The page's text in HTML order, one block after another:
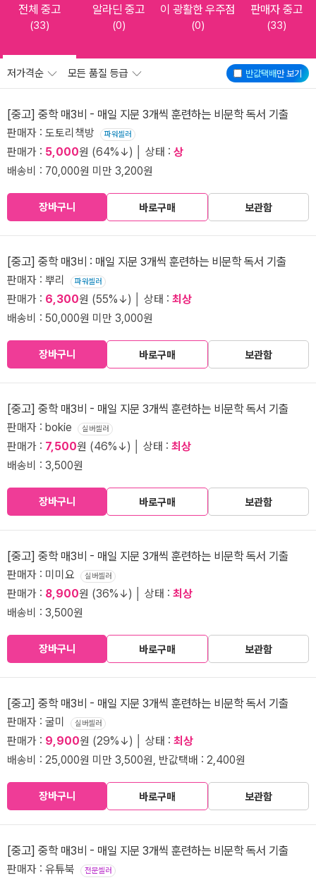
전체 중고
(33)
알라딘 중고
(0)
이 광활한 우주점
(0)
판매자 중고
(33)
반값택배만 보기
저가격순 모든 품질 등급
[중고] 중학 매3비 - 매일 지문 3개씩 훈련하는 비문학 독서 기출
판매자 : 도토리책방 파워셀러
판매가 : 5,000원 (64%↓) │ 상태 : 상
배송비 : 70,000원 미만 3,200원
장바구니 바로구매 보관함
[중고] 중학 매3비 : 매일 지문 3개씩 훈련하는 비문학 독서 기출
판매자 : 뿌리 파워셀러
판매가 : 6,300원 (55%↓) │ 상태 : 최상
배송비 : 50,000원 미만 3,000원
장바구니 바로구매 보관함
[중고] 중학 매3비 - 매일 지문 3개씩 훈련하는 비문학 독서 기출
판매자 : bokie 실버셀러
판매가 : 7,500원 (46%↓) │ 상태 : 최상
배송비 : 3,500원
장바구니 바로구매 보관함
[중고] 중학 매3비 - 매일 지문 3개씩 훈련하는 비문학 독서 기출
판매자 : 미미요 실버셀러
판매가 : 8,900원 (36%↓) │ 상태 : 최상
배송비 : 3,500원
장바구니 바로구매 보관함
[중고] 중학 매3비 - 매일 지문 3개씩 훈련하는 비문학 독서 기출
판매자 : 굴미 실버셀러
판매가 : 9,900원 (29%↓) │ 상태 : 최상
배송비 : 25,000원 미만 3,500원, 반값택배 : 2,400원
장바구니 바로구매 보관함
[중고] 중학 매3비 - 매일 지문 3개씩 훈련하는 비문학 독서 기출
판매자 : 유튜북 전문셀러